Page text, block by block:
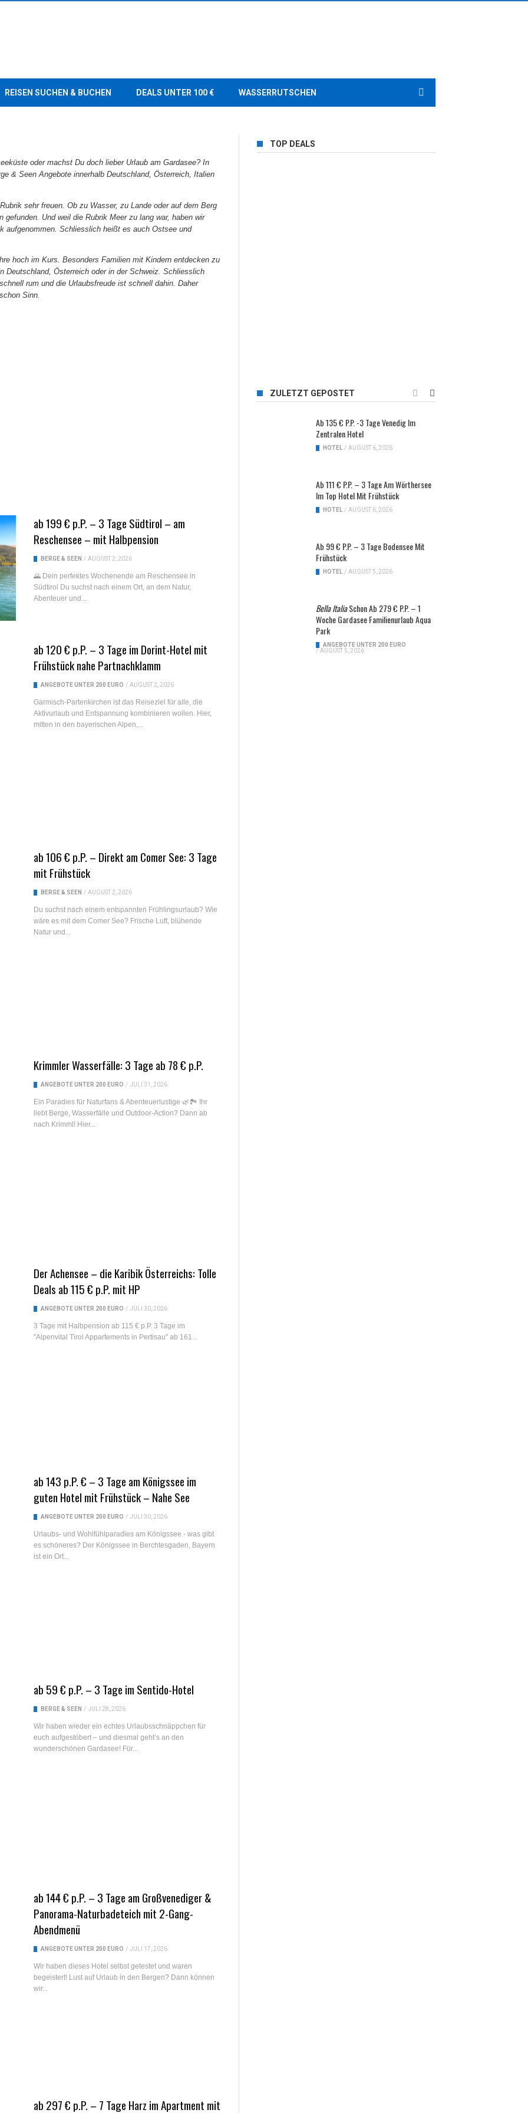
REISEN SUCHEN & BUCHEN DEALS UNTER 100 € WASSERRUTSCHEN
oder machst Du doch lieber Urlaub am Gardasee? In
& Seen Angebote innerhalb Deutschland, Österreich, Italien
sehr freuen. Ob zu Wasser, zu Lande oder auf dem Berg
Und weil die Rubrik Meer zu lang war, haben wir
aufgenommen. Schliesslich heißt es auch Ostsee und
hoch im Kurs. Besonders Familien mit Kindern entdecken zu
Deutschland, Österreich oder in der Schweiz. Schliesslich
rum und die Urlaubsfreude ist schnell dahin. Daher
Sinn.
ab 199 € p.P. – 3 Tage Südtirol – am
Reschensee – mit Halbpension
BERGE & SEEN / AUGUST 2, 2026
🌄 Dein perfektes Wochenende am Reschensee in
Südtirol Du suchst nach einem Ort, an dem Natur,
Abenteuer und...
ab 120 € p.P. – 3 Tage im Dorint-Hotel mit
Frühstück nahe Partnachklamm
ANGEBOTE UNTER 200 EURO / AUGUST 2, 2026
Garmisch-Partenkirchen ist das Reiseziel für alle, die
Aktivurlaub und Entspannung kombinieren wollen. Hier,
mitten in den bayerischen Alpen,...
ab 106 € p.P. – Direkt am Comer See: 3 Tage
mit Frühstück
BERGE & SEEN / AUGUST 2, 2026
Du suchst nach einem entspannten Frühlingsurlaub? Wie
wäre es mit dem Comer See? Frische Luft, blühende
Natur und...
Krimmler Wasserfälle: 3 Tage ab 78 € p.P.
ANGEBOTE UNTER 200 EURO / JULI 31, 2026
Ein Paradies für Naturfans & Abenteuerlustige 🌿🏞️ Ihr
liebt Berge, Wasserfälle und Outdoor-Action? Dann ab
nach Krimml! Hier...
Der Achensee – die Karibik Österreichs: Tolle
Deals ab 115 € p.P. mit HP
ANGEBOTE UNTER 200 EURO / JULI 30, 2026
3 Tage mit Halbpension ab 115 € p.P. 3 Tage im
"Alpenvital Tirol Appartements in Pertisau" ab 161...
ab 143 p.P. € – 3 Tage am Königssee im
guten Hotel mit Frühstück – Nahe See
ANGEBOTE UNTER 200 EURO / JULI 30, 2026
Urlaubs- und Wohlfühlparadies am Königssee - was gibt
es schöneres? Der Königssee in Berchtesgaden, Bayern
ist ein Ort...
ab 59 € p.P. – 3 Tage im Sentido-Hotel
BERGE & SEEN / JULI 28, 2026
Wir haben wieder ein echtes Urlaubsschnäppchen für
euch aufgestöbert – und diesmal geht’s an den
wunderschönen Gardasee! Für...
ab 144 € p.P. – 3 Tage am Großvenediger &
Panorama-Naturbadeteich mit 2-Gang-
Abendmenü
ANGEBOTE UNTER 200 EURO / JULI 17, 2026
Wir haben dieses Hotel selbst getestet und waren
begeistert! Lust auf Urlaub in den Bergen? Dann können
wir...
ab 297 € p.P. – 7 Tage Harz im Apartment mit
TOP DEALS
ZULETZT GEPOSTET
Ab 135 € P.P. -3 Tage Venedig Im
Zentralen Hotel
HOTEL / AUGUST 6, 2026
Ab 111 € P.P. – 3 Tage Am Wörthersee
Im Top Hotel Mit Frühstück
HOTEL / AUGUST 6, 2026
Ab 99 € P.P. – 3 Tage Bodensee Mit
Frühstück
HOTEL / AUGUST 5, 2026
Bella ItaliaSchon Ab 279 € P.P. – 1
Woche Gardasee Familienurlaub Aqua
Park
ANGEBOTE UNTER 200 EURO
/ AUGUST 5, 2026